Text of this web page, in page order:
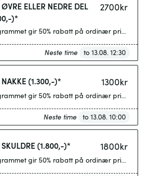
ELLER NEDRE DEL
)*
2700kr
gir 50% rabatt på ordinær pris etter
Neste time to 13.08. 12:30
(1.300,-)* 1300kr
gir 50% rabatt på ordinær pris etter
Neste time to 13.08. 10:00
(1.800,-)* 1800kr
gir 50% rabatt på ordinær pris etter